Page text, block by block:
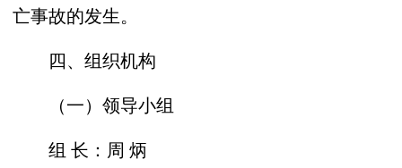
亡事故的发生。
四、组织机构
（一）领导小组
组 长：周 炳